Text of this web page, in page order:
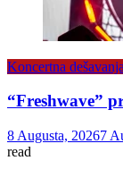
Koncertna dešavanja
“Freshwave”
8 Augusta, 20267
read